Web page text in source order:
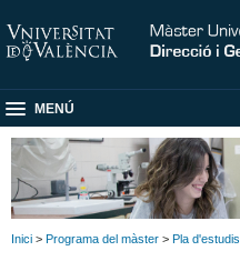
MENÚ
Inici > Programa del màster > Pla d'estudis